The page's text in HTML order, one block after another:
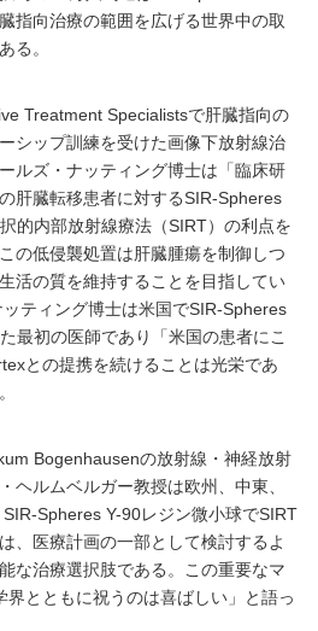
指向治療の範囲を広げる世界中の取
る。
Treatment Specialistsで肝臓指向の
シップ訓練を受けた画像下放射線治
ルズ・ナッティング博士は「臨床研
肝臓転移患者に対するSIR-Spheres
的内部放射線療法（SIRT）の利点を
の低侵襲処置は肝臓腫瘍を制御しつ
活の質を維持することを目指してい
ティング博士は米国でSIR-Spheres
最初の医師であり「米国の患者にこ
との提携を続けることは光栄であ
Bogenhausenの放射線・神経放射
ヘルムベルガー教授は欧州、中東、
Spheres Y-90レジン微小球でSIRT
、医療計画の一部として検討するよ
な治療選択肢である。この重要なマ
界とともに祝うのは喜ばしい」と語っ